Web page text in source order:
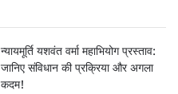
न्यायमूर्ति यशवंत वर्मा महाभियोग प्रस्ताव:
जानिए संविधान की प्रक्रिया और अगला
कदम!